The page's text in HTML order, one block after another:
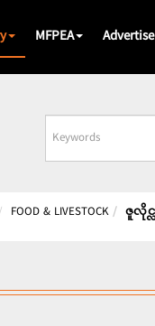
MFPEA
Business
Name
FOOD & LIVESTOCK ဇူလို